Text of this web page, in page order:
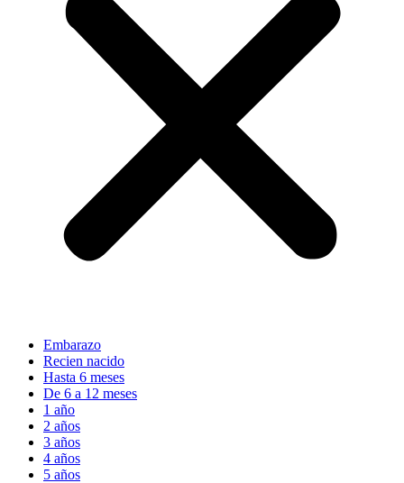
Embarazo
Recien nacido
Hasta 6 meses
De 6 a 12 meses
1 año
2 años
3 años
4 años
5 años